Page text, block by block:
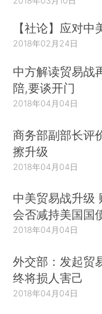
【社论】应对中
2018年02月24日
中方解读贸易战
陪,要谈开门
2018年04月04日
商务部副部长评
擦升级
2018年04月04日
中美贸易战升级
会否减持美国国
2018年04月04日
外交部：发起贸
终将损人害己
2018年04月04日